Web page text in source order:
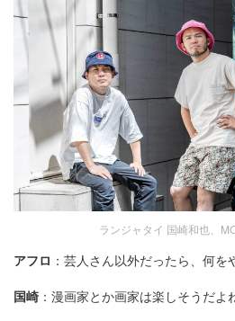
ランジャタイ 国崎和也、
アフロ ：芸人さん以外だったら、何を
国崎 ：漫画家とか画家は楽しそうだよ